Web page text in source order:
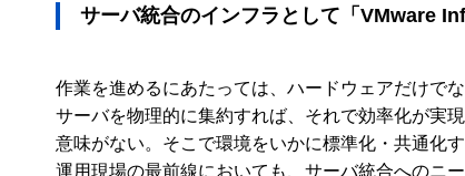
サーバ統合のインフラとして「VMware
作業を進めるにあたっては、ハードウェアだけ
サーバを物理的に集約すれば、それで効率化が実
意味がない。そこで環境をいかに標準化・共通化
運用現場の最前線においても、サーバ統合への